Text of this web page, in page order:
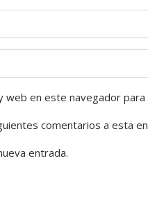
en este navegador
comentarios a esta
entrada.